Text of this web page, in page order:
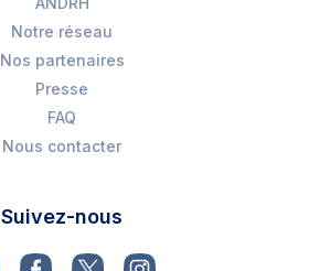
Notre réseau
Nos partenaires
Presse
FAQ
Nous contacter
Suivez-nous